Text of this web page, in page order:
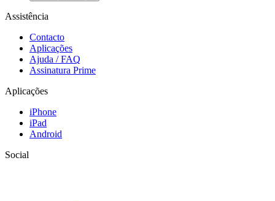
Assistência
Contacto
Aplicações
Ajuda / FAQ
Assinatura Prime
Aplicações
iPhone
iPad
Android
Social